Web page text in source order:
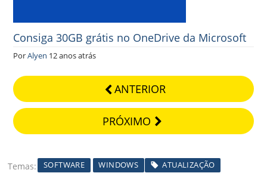
Consiga 30GB grátis no OneDrive da Microsoft
PorAlyen 12 anos atrás
ANTERIOR
PRÓXIMO
Temas SOFTWARE WINDOWS
ATUALIZAÇÃO